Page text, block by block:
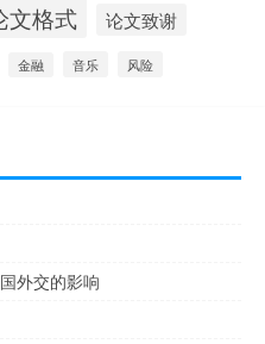
文格式 论文致谢
金融 音乐 风险
外交的影响